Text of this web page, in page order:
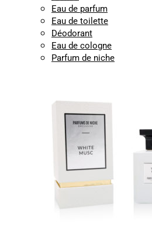
Eau de parfum
Eau de toilette
Déodorant
Eau de cologne
Parfum de niche